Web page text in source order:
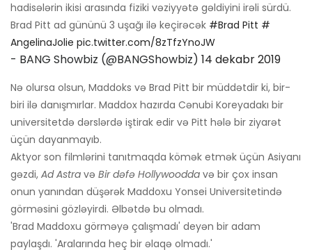
hadisələrin ikisi arasında fiziki vəziyyətə gəldiyini irəli sürdü.
Brad Pitt ad gününü 3 uşağı ilə keçirəcək #Brad Pitt #
AngelinaJolie pic.twitter.com/8zTfzYnoJW
- BANG Showbiz (@BANGShowbiz) 14 dekabr 2019
Nə olursa olsun, Maddoks və Brad Pitt bir müddətdir ki, bir-
biri ilə danışmırlar. Maddox hazırda Cənubi Koreyadakı bir
universitetdə dərslərdə iştirak edir və Pitt hələ bir ziyarət
üçün dayanmayıb.
Aktyor son filmlərini tanıtmaqda kömək etmək üçün Asiyanı
gəzdi, Ad Astra və Bir dəfə Hollywoodda və bir çox insan
onun yanından düşərək Maddoxu Yonsei Universitetində
görməsini gözləyirdi. Əlbətdə bu olmadı.
'Brad Maddoxu görməyə çalışmadı' deyən bir adam
paylaşdı. 'Aralarında heç bir əlaqə olmadı.'